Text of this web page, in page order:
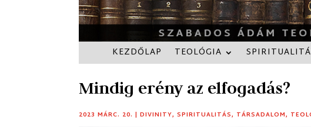
KEZDŐLAP TEOLÓGIA
Mindig erény az elfogadás?
2023 MÁRC. 20. |DIVINITY,SPIRITUALITÁS, TÁRSADALOM,